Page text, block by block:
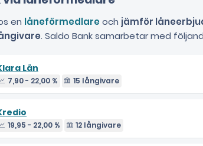
en låneförmedlareoch jämför
. Saldo Bank samarbetar med
Lån
7,90 - 22,00 % 15 långivare
19,95 - 22,00 % 12 långivare